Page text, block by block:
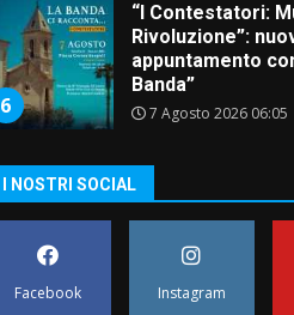
6
“I Contestatori:
Rivoluzione”:
appuntamento
Banda”
7 Agosto 2026 06:05
US Fasano,
“Profonda
7 Agosto 2026 06:00
I NOSTRI SOCIAL
Facebook Instagram